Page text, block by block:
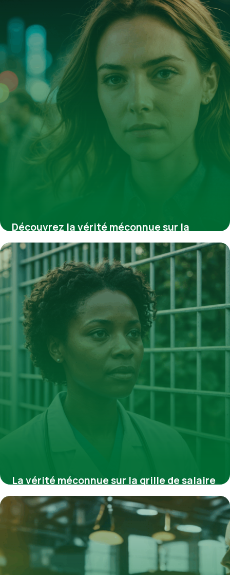
Découvrez la vérité méconnue sur la
commission de réforme qui impacte votre
avenir professionnel
4 août 2025
La vérité méconnue sur la grille de salaire
des cadres de santé en 2025 : évolutions,
disparités et perspectives à ne pas
manquer
11 août 2025